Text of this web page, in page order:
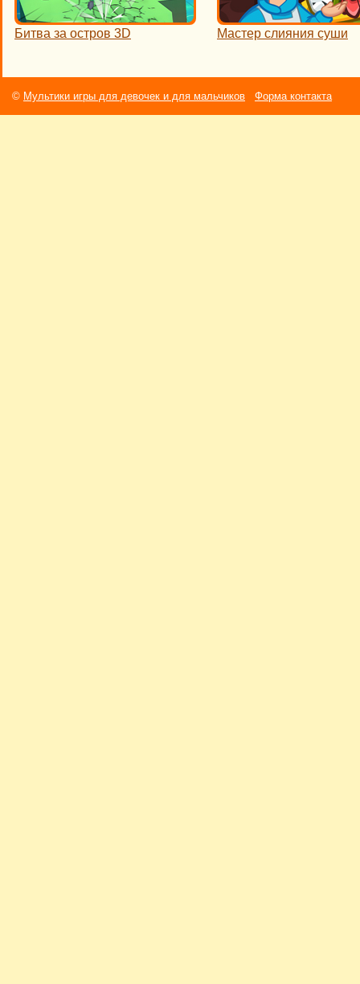
Битва за остров 3D Мастер слияния суши
© Мультики игры для девочек и для мальчиков Форма контакта